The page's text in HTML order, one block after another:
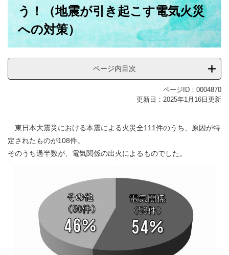
う！（地震が引き起こす電気火災
への対策）
ページ内目次
ページID：0004870
更新日：2025年1月16日更新
東日本大震災における本震による火災全111件のうち、原因が特
定されたものが108件。
そのうち過半数が、電気関係の出火によるものでした。